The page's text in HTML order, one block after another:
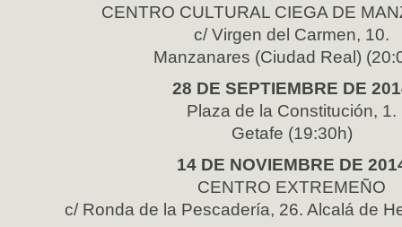
CENTRO CULTURAL CIEGA DE
c/ Virgen del Carmen, 10.
Manzanares (Ciudad Real)
28 DE SEPTIEMBRE DE
Plaza de la Constitución, 1.
Getafe (19:30h)
14 DE NOVIEMBRE DE
CENTRO EXTREMEÑO
c/ Ronda de la Pescadería, 26. Alcalá de